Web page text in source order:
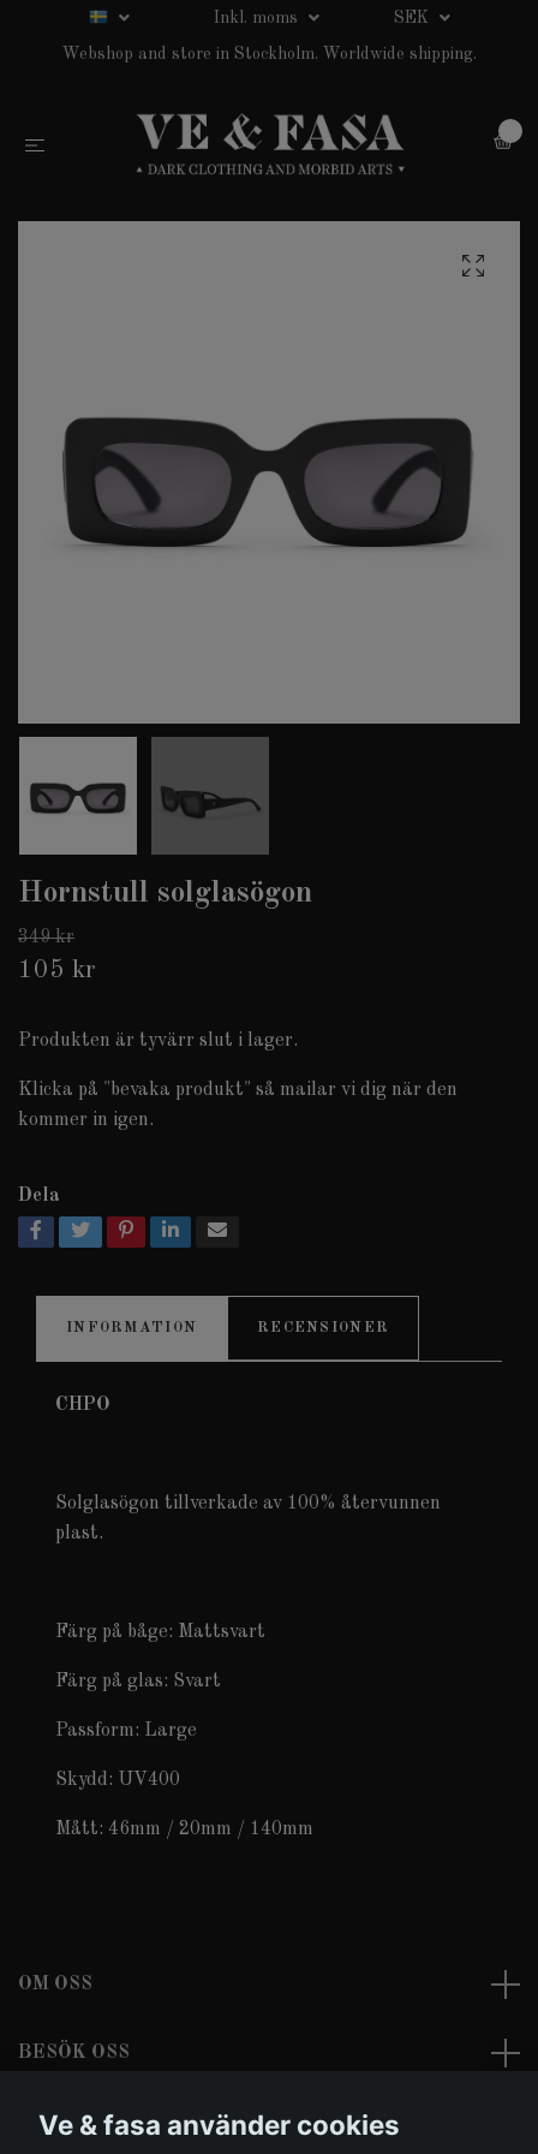
Inkl. moms SEK
Webshop and store in Stockholm. Worldwide shipping.
Hornstull solglasögon
349 kr
105 kr
Produkten är tyvärr slut i lager.
Klicka på "bevaka produkt" så mailar vi dig när den
kommer in igen.
Dela
INFORMATION RECENSIONER
CHPO
Solglasögon tillverkade av 100% återvunnen
plast.
Färg på båge: Mattsvart
Färg på glas: Svart
Passform: Large
Skydd: UV400
Mått: 46mm / 20mm / 140mm
OM OSS
BESÖK OSS
LÄS MER
Ve & fasa använder cookies